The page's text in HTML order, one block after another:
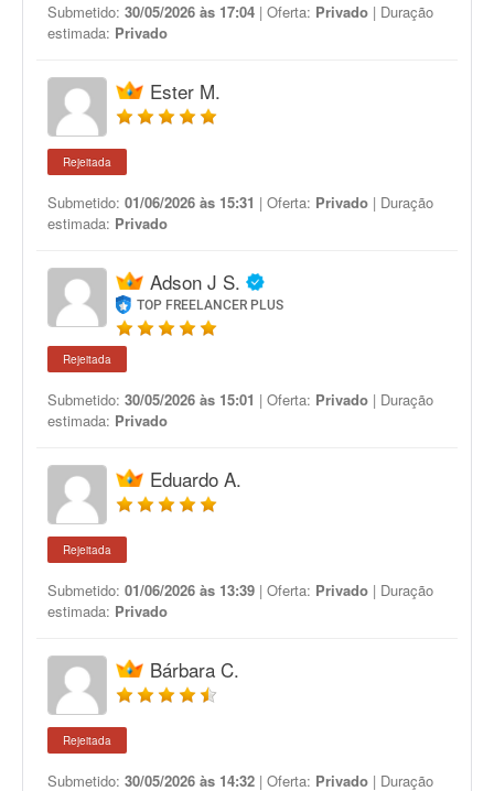
Submetido: 30/05/2026 às 17:04 | Oferta: Privado | Duração
estimada: Privado
Ester M.
Rejeitada
Submetido: 01/06/2026 às 15:31 | Oferta: Privado | Duração
estimada: Privado
Adson J S.
TOP FREELANCER PLUS
Rejeitada
Submetido: 30/05/2026 às 15:01 | Oferta: Privado | Duração
estimada: Privado
Eduardo A.
Rejeitada
Submetido: 01/06/2026 às 13:39 | Oferta: Privado | Duração
estimada: Privado
Bárbara C.
Rejeitada
Submetido: 30/05/2026 às 14:32 | Oferta: Privado | Duração